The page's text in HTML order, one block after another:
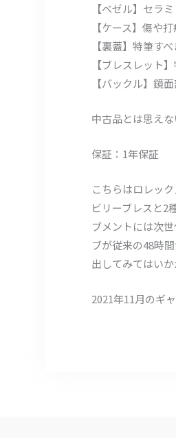
【ベゼル】セラ
【ケース】傷や
【裏蓋】特筆す
【ブレスレット
【バックル】鏡
中古品とは思え
保証：1年保証
こちらはロレッ
ビリーブレスと2
ブメントには次
ブが従来の48時
出してみてはいか
2021年11月のギ